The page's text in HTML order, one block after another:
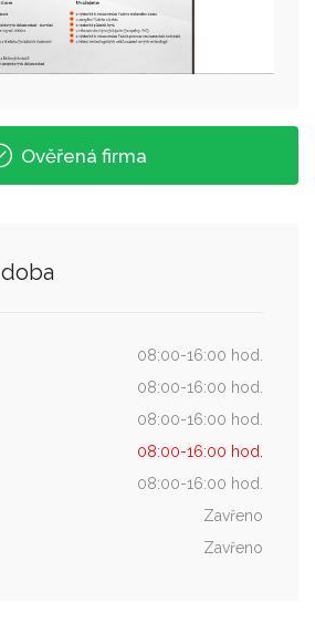
Ověřená firma
08:00-16:00 hod.
08:00-16:00 hod.
08:00-16:00 hod.
08:00-16:00 hod.
08:00-16:00 hod.
Zavřeno
Zavřeno